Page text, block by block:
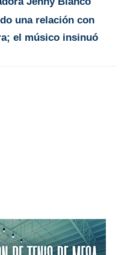
una relación con
el músico insinuó